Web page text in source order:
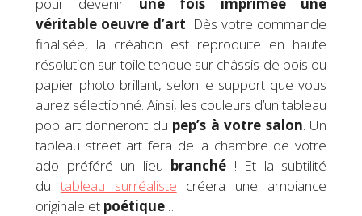
véritable oeuvre d’art. Dès votre commande
finalisée, la création est reproduite en haute
résolution sur toile tendue sur châssis de bois ou
papier photo brillant, selon le support que vous
aurez sélectionné. Ainsi, les couleurs d’un tableau
pop art donneront du pep’s à votre salon. Un
tableau street art fera de la chambre de votre
ado préféré un lieu branché ! Et la subtilité
dutableau surréaliste créera une ambiance
originale et poétique…